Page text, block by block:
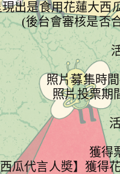
出是食用花蓮大西
(後台會審核是否
照片募集時
照片投票期
獲得
瓜代言人奬】獲得